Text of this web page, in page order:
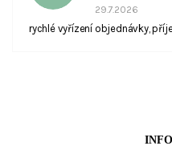
29.7.2026
rychlé vyřízení objednávky,